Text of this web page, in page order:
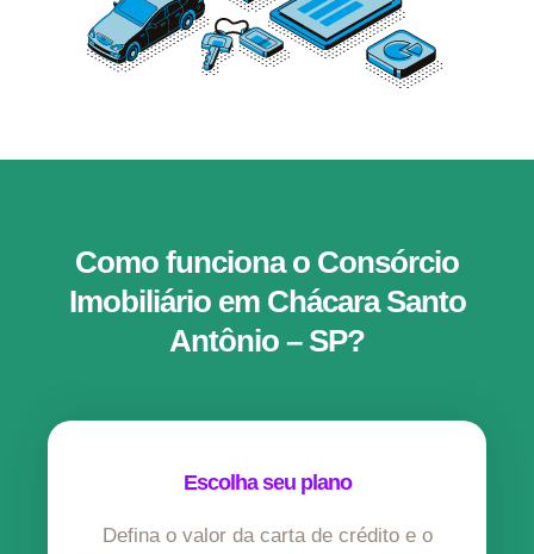
Como funciona o Consórcio
Imobiliário em Chácara Santo
Antônio – SP?
Escolha seu plano
Defina o valor da carta de crédito e o